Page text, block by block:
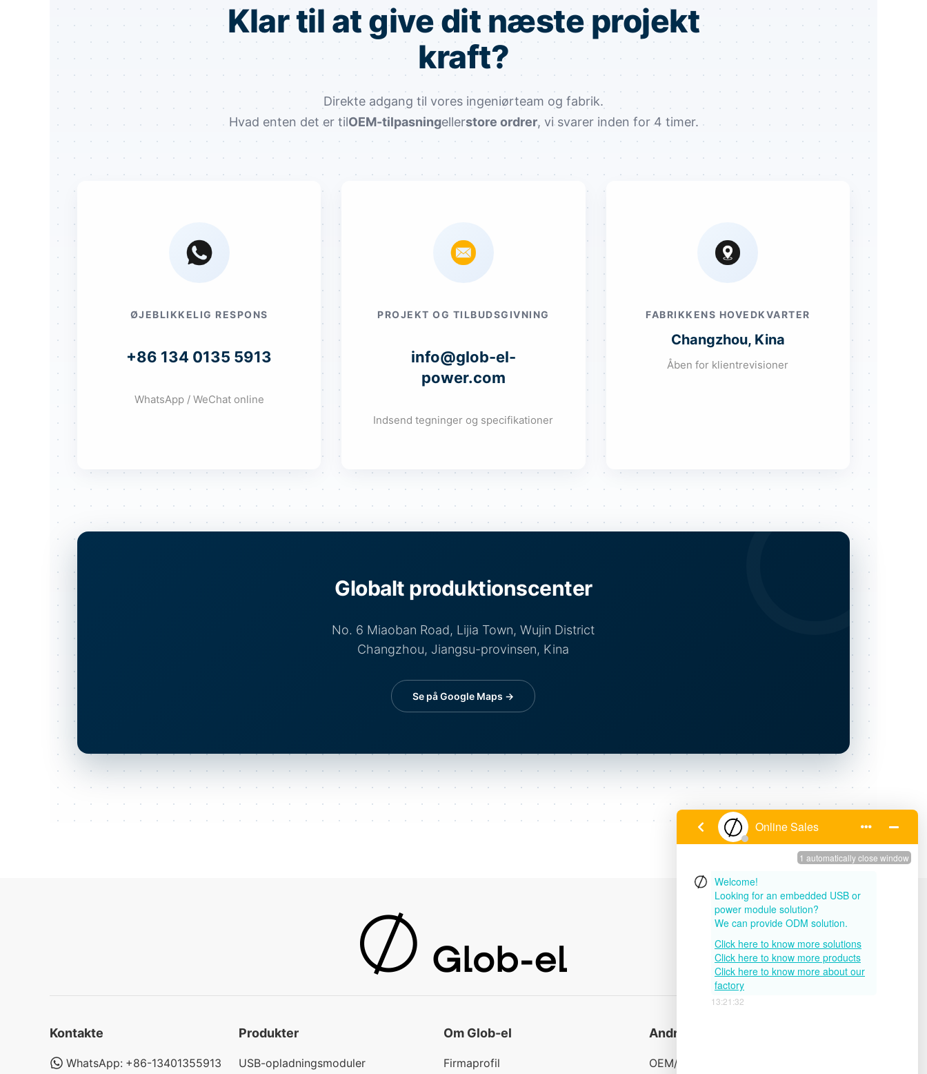
Klar til at give dit næste projekt
kraft?
Direkte adgang til vores ingeniørteam og fabrik.
Hvad enten det er tilOEM-tilpasningellerstore ordrer, vi svarer inden for 4 timer.
ØJEBLIKKELIG RESPONS
+86 134 0135 5913
WhatsApp / WeChat online
PROJEKT OG TILBUDSGIVNING
info@glob-el-
power.com
Indsend tegninger og specifikationer
FABRIKKENS HOVEDKVARTER
Changzhou, Kina
Åben for klientrevisioner
Globalt produktionscenter
No. 6 Miaoban Road, Lijia Town, Wujin District
Changzhou, Jiangsu-provinsen, Kina
Se på Google Maps →
Kontakte
WhatsApp: +86-13401355913
Produkter
USB-opladningsmoduler
Om Glob-el
Firmaprofil
Andre links
OEM/ODM-service